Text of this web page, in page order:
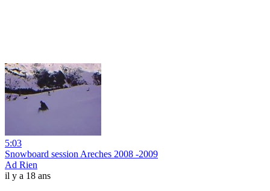
5:03
Snowboard session Areches 2008 -2009
Ad Rien
il y a 18 ans